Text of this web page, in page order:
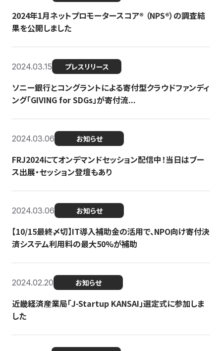
2024年1月ネットプロモータースコア®︎ （NPS®︎）の調査結
果を公開しました
2024.03.15 プレスリリース
ソニー銀行とコングラントによる寄付型クラウドファンディ
ング「GIVING for SDGs」が寄付流...
2024.03.06 お知らせ
FRJ2024にてオンデマンドセッション配信中！当日はブー
ス出展・セッション登壇もあり
2024.03.06 お知らせ
【10/15最終〆切】IT導入補助金の活用で、NPO向け寄付決
済システム利用料の最大50%が補助
2024.02.20 お知らせ
近畿経済産業局「J-Startup KANSAI」選定式に参加しま
した